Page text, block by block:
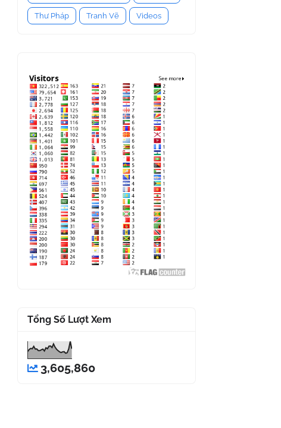
Thư Pháp Tranh Vẽ Videos
Tổng Số Lượt Xem
3,605,860